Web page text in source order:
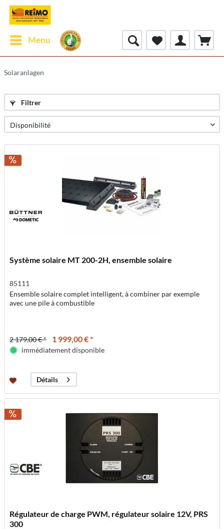
Menu
Solaranlagen
Filtrer
Système solaire MT 200-2H, ensemble solaire
85111
Ensemble solaire complet intelligent, à combiner par exemple
avec une pile à combustible
2 179,00 € * 1 999,00 € *
immédiatement disponible
Détails
Régulateur de charge PWM, régulateur solaire 12V, PRS
300